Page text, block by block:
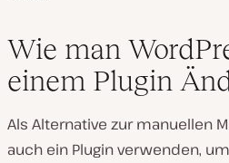
Wie man
einem Plugin
Als Alternative zur manuellen
auch ein Plugin verwenden,